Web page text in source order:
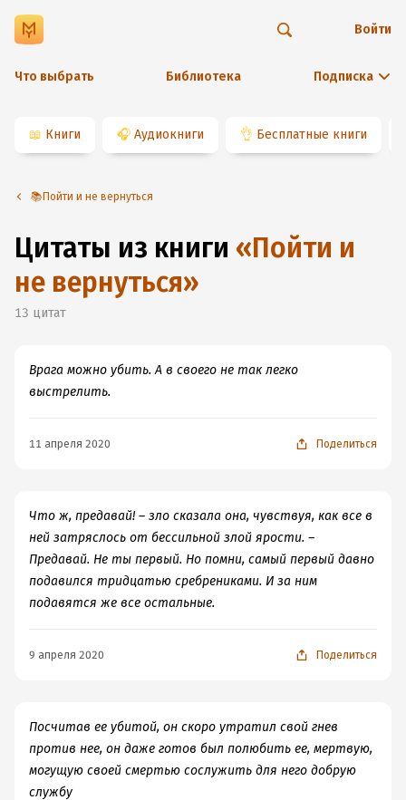
Что выбрать Библиотека Подписка
Войти
📖 Книги 🎧 Аудиокниги 👌 Бесплатные книги
📚Пойти и не вернуться
Цитаты из книги «Пойти и
не вернуться»
13 цитат
Врага можно убить. А в своего не так легко
выстрелить.
11 апреля 2020 Поделиться
Что ж, предавай! – зло сказала она, чувствуя, как все в
ней затряслось от бессильной злой ярости. –
Предавай. Не ты первый. Но помни, самый первый давно
подавился тридцатью сребрениками. И за ним
подавятся же все остальные.
9 апреля 2020 Поделиться
Посчитав ее убитой, он скоро утратил свой гнев
против нее, он даже готов был полюбить ее, мертвую,
могущую своей смертью сослужить для него добрую
службу